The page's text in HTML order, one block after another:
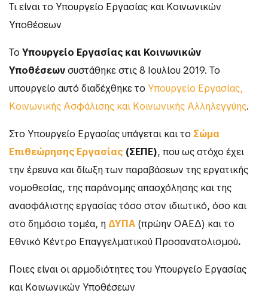
Τι είναι το Υπουργείο Εργασίας και Κοινωνικών
Υποθέσεων
Το Υπουργείο Εργασίας και Κοινωνικών
Υποθέσεωνσυστάθηκε στις 8 Ιουλίου 2019. Το
υπουργείο αυτό διαδέχθηκε το Υπουργείο Εργασίας,
Κοινωνικής Ασφάλισης και Κοινωνικής Αλληλεγγύης.
Στο Υπουργείο Εργασίας υπάγεται και το Σώμα
Επιθεώρησης Εργασίας (ΣΕΠΕ), που ως στόχο έχει
την έρευνα και δίωξη των παραβάσεων της εργατικής
νομοθεσίας, της παράνομης απασχόλησης και της
ανασφάλιστης εργασίας τόσο στον ιδιωτικό, όσο και
στο δημόσιο τομέα, η ΔΥΠΑ (πρώην ΟΑΕΔ) και το
Εθνικό Κέντρο Επαγγελματικού Προσανατολισμού.
Ποιες είναι οι αρμοδιότητες του Υπουργείο Εργασίας
και Κοινωνικών Υποθέσεων